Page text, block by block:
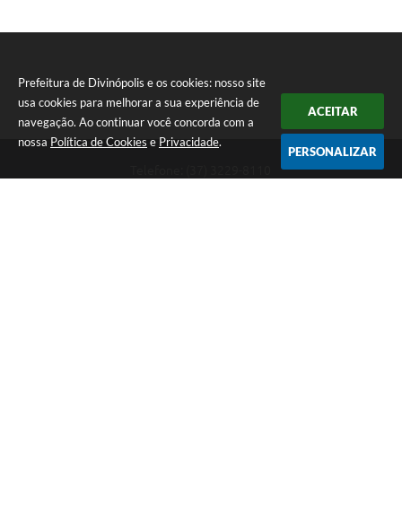
Prefeitura de Divinópolis e os cookies: nosso site
usa cookies para melhorar a sua experiência de
navegação. Ao continuar você concorda com a
nossa Política de Cookies e Privacidade.
ACEITAR
PERSONALIZAR